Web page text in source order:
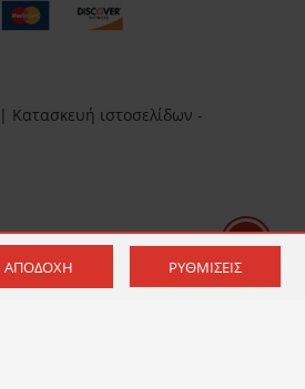
ιστοσελίδων -
ΑΠΟΔΟΧΉ ΡΥΘΜΊΣΕΙΣ